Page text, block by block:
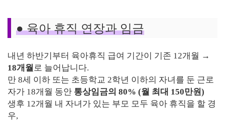
● 육아 휴직 연장과 임금
내년 하반기부터 육아휴직 급여 기간이 기존 12개월 →
18개월 로 늘어납니다.
만 8세 이하 또는 초등학교 2학년 이하의 자녀를 둔 근로
자가 18개월 동안 통상임금의 80% (월 최대 150만원)
생후 12개월 내 자녀가 있는 부모 모두 육아 휴직을 할 경
우,